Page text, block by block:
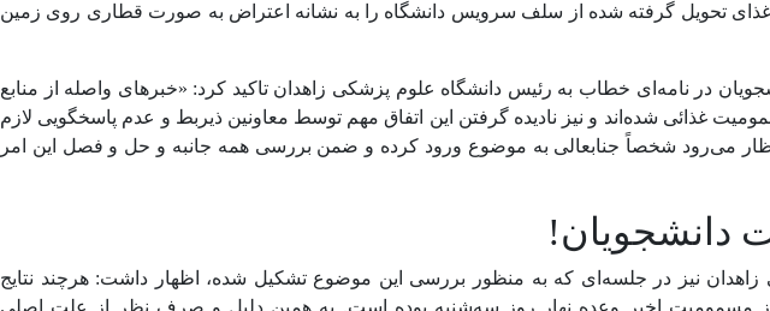
تحویل گرفته شده از سلف سرویس دانشگاه را به نشانه اعتراض به صورت قطاری روی زمین
در نامه‌ای خطاب به رئیس دانشگاه علوم پزشکی زاهدان تاکید کرد: «خبر‌های واصله از منابع
غذائی شده‌اند و نیز نادیده گرفتن این اتفاق مهم توسط معاونین ذیربط و عدم پاسخگویی لازم
می‌رود شخصاً جنابعالی به موضوع ورود کرده و ضمن بررسی همه جانبه و حل و فصل این امر
دانشجویان!
نیز در جلسه‌ای که به منظور بررسی این موضوع تشکیل شده، اظهار داشت: هرچند نتایج
مسمومیت اخیر وعده نهار روز سه‌شنبه بوده است. به همین دلیل و صرف نظر از علت اصلی